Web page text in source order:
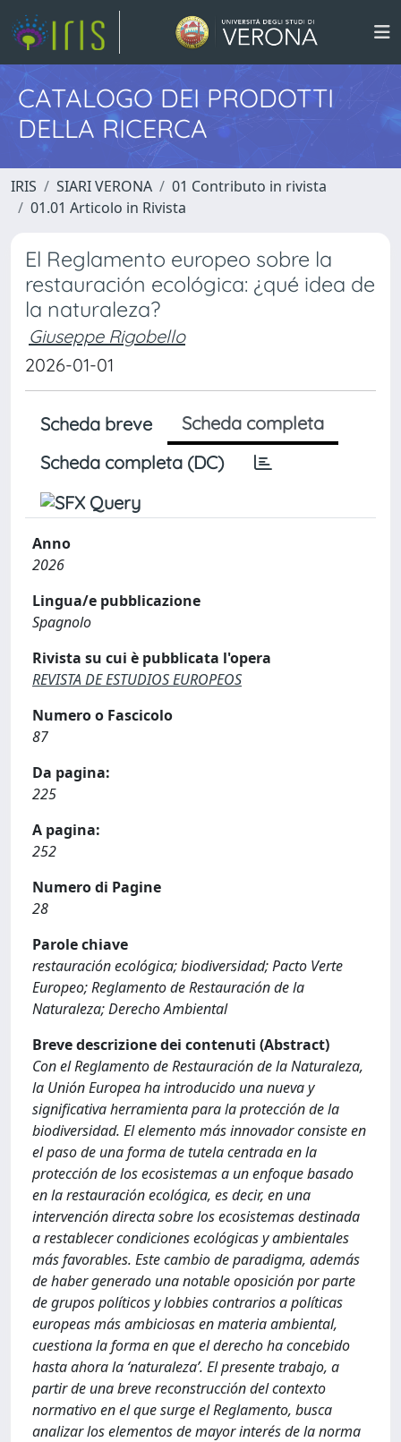
CATALOGO DEI PRODOTTI
DELLA RICERCA
IRIS SIARI VERONA
01 Contributo in rivista
01.01 Articolo in Rivista
El Reglamento europeo sobre la
restauración ecológica: ¿qué idea de
la naturaleza?
Giuseppe Rigobello
2026-01-01
Scheda breve
Scheda completa
Scheda completa (DC)
Anno
2026
Lingua/e pubblicazione
Spagnolo
Rivista su cui è pubblicata l'opera
REVISTA DE ESTUDIOS EUROPEOS
Numero o Fascicolo
87
Da pagina:
225
A pagina:
252
Numero di Pagine
28
Parole chiave
restauración ecológica; biodiversidad; Pacto Verte
Europeo; Reglamento de Restauración de la
Naturaleza; Derecho Ambiental
Breve descrizione dei contenuti (Abstract)
Con el Reglamento de Restauración de la Naturaleza,
la Unión Europea ha introducido una nueva y
significativa herramienta para la protección de la
biodiversidad. El elemento más innovador consiste en
el paso de una forma de tutela centrada en la
protección de los ecosistemas a un enfoque basado
en la restauración ecológica, es decir, en una
intervención directa sobre los ecosistemas destinada
a restablecer condiciones ecológicas y ambientales
más favorables. Este cambio de paradigma, además
de haber generado una notable oposición por parte
de grupos políticos y lobbies contrarios a políticas
europeas más ambiciosas en materia ambiental,
cuestiona la forma en que el derecho ha concebido
hasta ahora la ‘naturaleza’. El presente trabajo, a
partir de una breve reconstrucción del contexto
normativo en el que surge el Reglamento, busca
analizar los elementos de mayor interés de la norma